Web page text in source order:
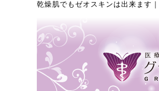
乾燥肌でもゼオスキンは出来ます